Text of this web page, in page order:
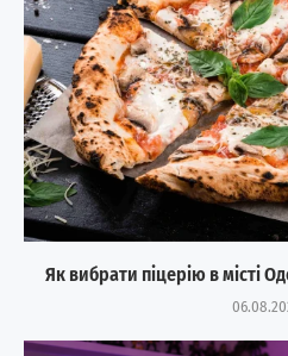
Як вибрати піцерію в місті